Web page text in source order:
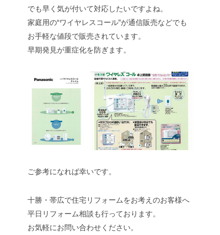
でも早く気が付いて対応したいですよね。
家庭用の“ワイヤレスコール”が通信販売などでも
お手軽な値段で販売されています。
早期発見が重症化を防ぎます。
ご参考になれば幸いです。
十勝・帯広で住宅リフォームをお考えのお客様へ
平日リフォーム相談も行っております。
お気軽にお問い合わせください。